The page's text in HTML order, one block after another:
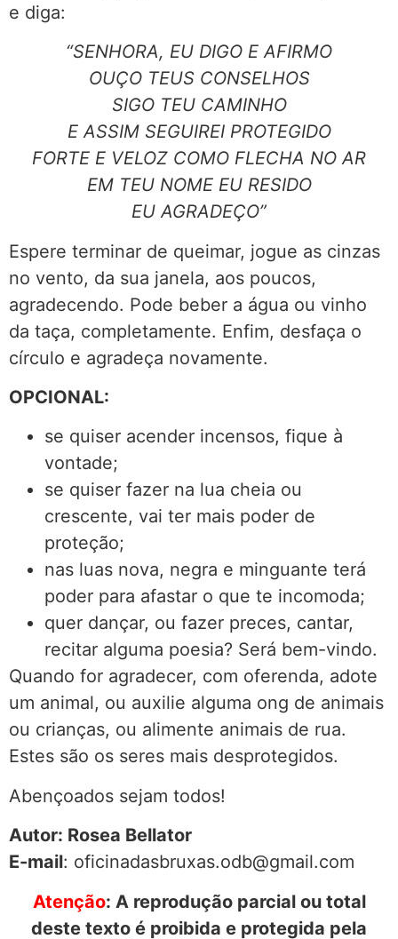
e diga:
“SENHORA, EU DIGO E AFIRMO
OUÇO TEUS CONSELHOS
SIGO TEU CAMINHO
E ASSIM SEGUIREI PROTEGIDO
FORTE E VELOZ COMO FLECHA NO AR
EM TEU NOME EU RESIDO
EU AGRADEÇO”
Espere terminar de queimar, jogue as cinzas
no vento, da sua janela, aos poucos,
agradecendo. Pode beber a água ou vinho
da taça, completamente. Enfim, desfaça o
círculo e agradeça novamente.
OPCIONAL:
se quiser acender incensos, fique à
vontade;
se quiser fazer na lua cheia ou
crescente, vai ter mais poder de
proteção;
nas luas nova, negra e minguante terá
poder para afastar o que te incomoda;
quer dançar, ou fazer preces, cantar,
recitar alguma poesia? Será bem-vindo.
Quando for agradecer, com oferenda, adote
um animal, ou auxilie alguma ong de animais
ou crianças, ou alimente animais de rua.
Estes são os seres mais desprotegidos.
Abençoados sejam todos!
Autor: Rosea Bellator
E-mail: oficinadasbruxas.odb@gmail.com
Atenção: A reprodução parcial ou total
deste texto é proibida e protegida pela